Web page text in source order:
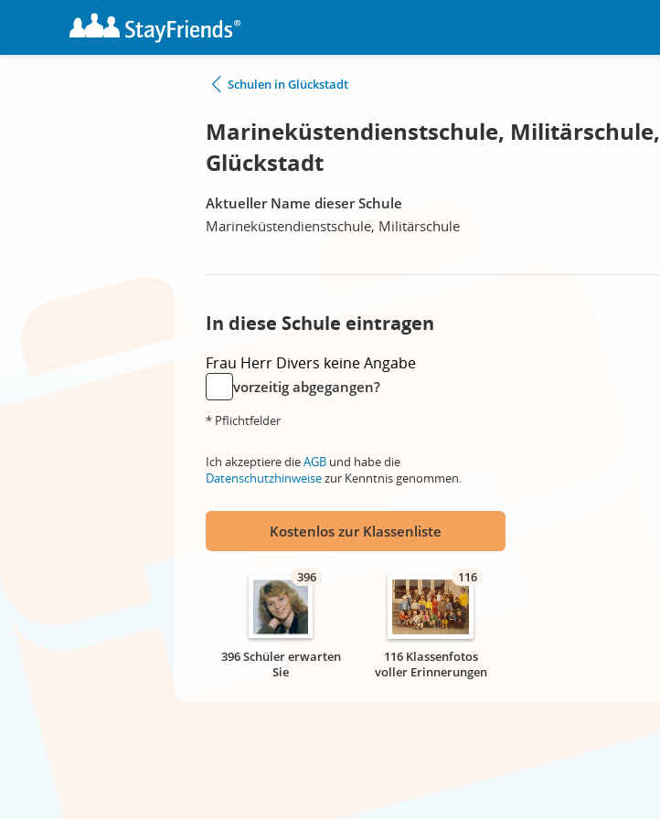
Schulen in Glückstadt
Marineküstendienstschule, Militärschule,
Glückstadt
Aktueller Name dieser Schule
Marineküstendienstschule, Militärschule
In diese Schule eintragen
Frau Herr Divers keine Angabe
vorzeitig abgegangen?
* Pflichtfelder
Ich akzeptiere dieAGB und habe die
Datenschutzhinweisezur Kenntnis genommen.
Kostenlos zur Klassenliste
396
396 Schüler erwarten
Sie
116
116 Klassenfotos
voller Erinnerungen